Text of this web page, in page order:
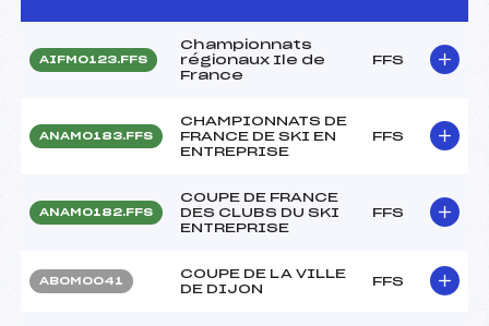
AIFM0123.FFS
Championnats
régionaux Ile de
France
FFS
ANAM0183.FFS
CHAMPIONNATS DE
FRANCE DE SKI EN
ENTREPRISE
FFS
ANAM0182.FFS
COUPE DE FRANCE
DES CLUBS DU SKI
ENTREPRISE
FFS
ABOM0041
COUPE DE LA VILLE
DE DIJON
FFS